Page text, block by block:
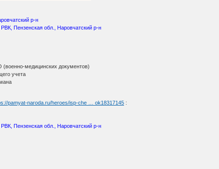
р-н
РВК, Пензенская обл., Наровчатский р-н
медицинских документов)
учета
pamyat-naroda.ru/heroes/isp-che … ok18317145 :
РВК, Пензенская обл., Наровчатский р-н